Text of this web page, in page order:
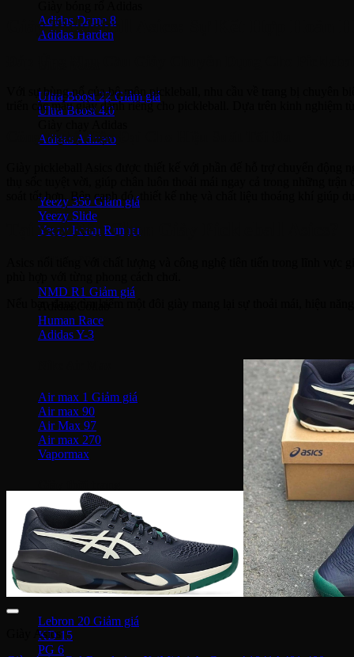
Adidas Dame 8
Adidas Harden
Ultra Boost 22
Ultra Boost 4.0
Adidas Adizero
Yeezy 350
Yeezy Slide
Yeezy Foam Runner
NMD R1
Human Race
Adidas Y-3
Air max 1
Air max 90
Air Max 97
Air max 270
Vapormax
Nike Dunk
SB Dunk
Nike Blazer
Nike Cortez
Giày bóng rổ Nike
Lebron 20
KD 15
PG 6
Giày Pickleball Asics: Sự Kết Hợp Hoàn
Với sự bùng nổ của bộ môn pickleball, nhu cầu về trang bị chuyên
triển các mẫu giày dành riêng cho pickleball. Dựa trên kinh nghiệm
Công Nghệ Hiện Đại Cho Hiệu Suất Tối Đa
soát tốt hơn. Bên cạnh đó, thiết kế nhẹ và chất liệu thoáng khí giúp
Tại Sao Nên Chọn Giày Pickleball Asics?
Giày Asics